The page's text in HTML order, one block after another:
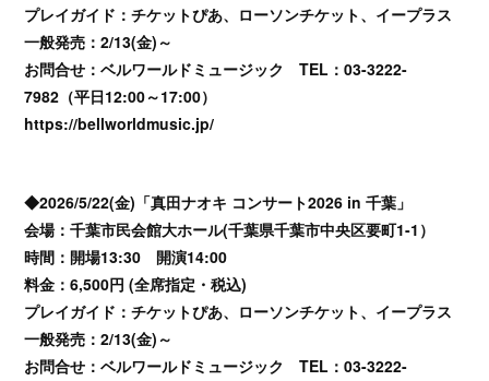
プレイガイド：チケットぴあ、ローソンチケット、イープラス
一般発売：2/13(金)～
お問合せ：ベルワールドミュージック TEL：03-3222-
7982（平日12:00～17:00）
https://bellworldmusic.jp/
◆2026/5/22(金)「真田ナオキ コンサート2026 in 千葉」
会場：千葉市民会館大ホール(千葉県千葉市中央区要町1-1）
時間：開場13:30 開演14:00
料金：6,500円 (全席指定・税込)
プレイガイド：チケットぴあ、ローソンチケット、イープラス
一般発売：2/13(金)～
お問合せ：ベルワールドミュージック TEL：03-3222-